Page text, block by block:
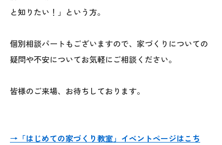
と知りたい！」という方。
個別相談パートもございますので、家づくりについての
疑問や不安についてお気軽にご相談ください。
皆様のご来場、お待ちしております。
→「はじめての家づくり教室」イベントページはこち